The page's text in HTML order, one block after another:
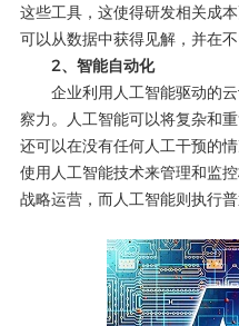
这些工具，这使得研发相关成
可以从数据中获得见解，并在
2、智能自动化
企业利用人工智能驱动的云
察力。人工智能可以将复杂和
还可以在没有任何人工干预的
使用人工智能技术来管理和监
战略运营，而人工智能则执行普